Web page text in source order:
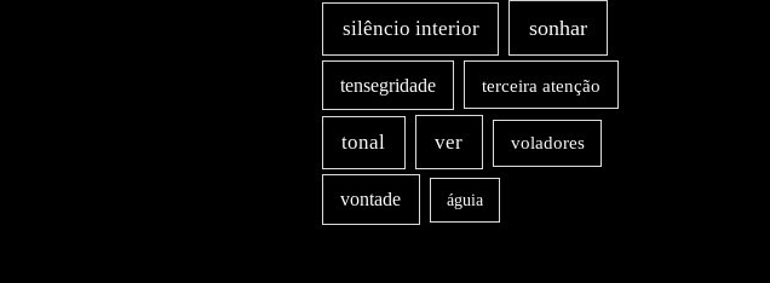
silêncio interior sonhar
tensegridade terceira atenção
tonal ver voladores
vontade águia